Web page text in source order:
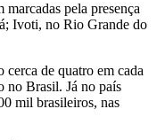
pela presença
Ivoti, no Rio Grande do
de quatro em cada
no Brasil. Já no país
mil brasileiros, nas